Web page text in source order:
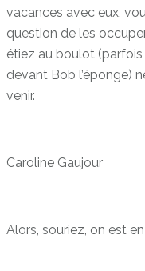
vacances avec eux,
question de les
étiez au boulot
devant Bob l’éponge)
venir.
Caroline Gaujour
Alors, souriez, on est